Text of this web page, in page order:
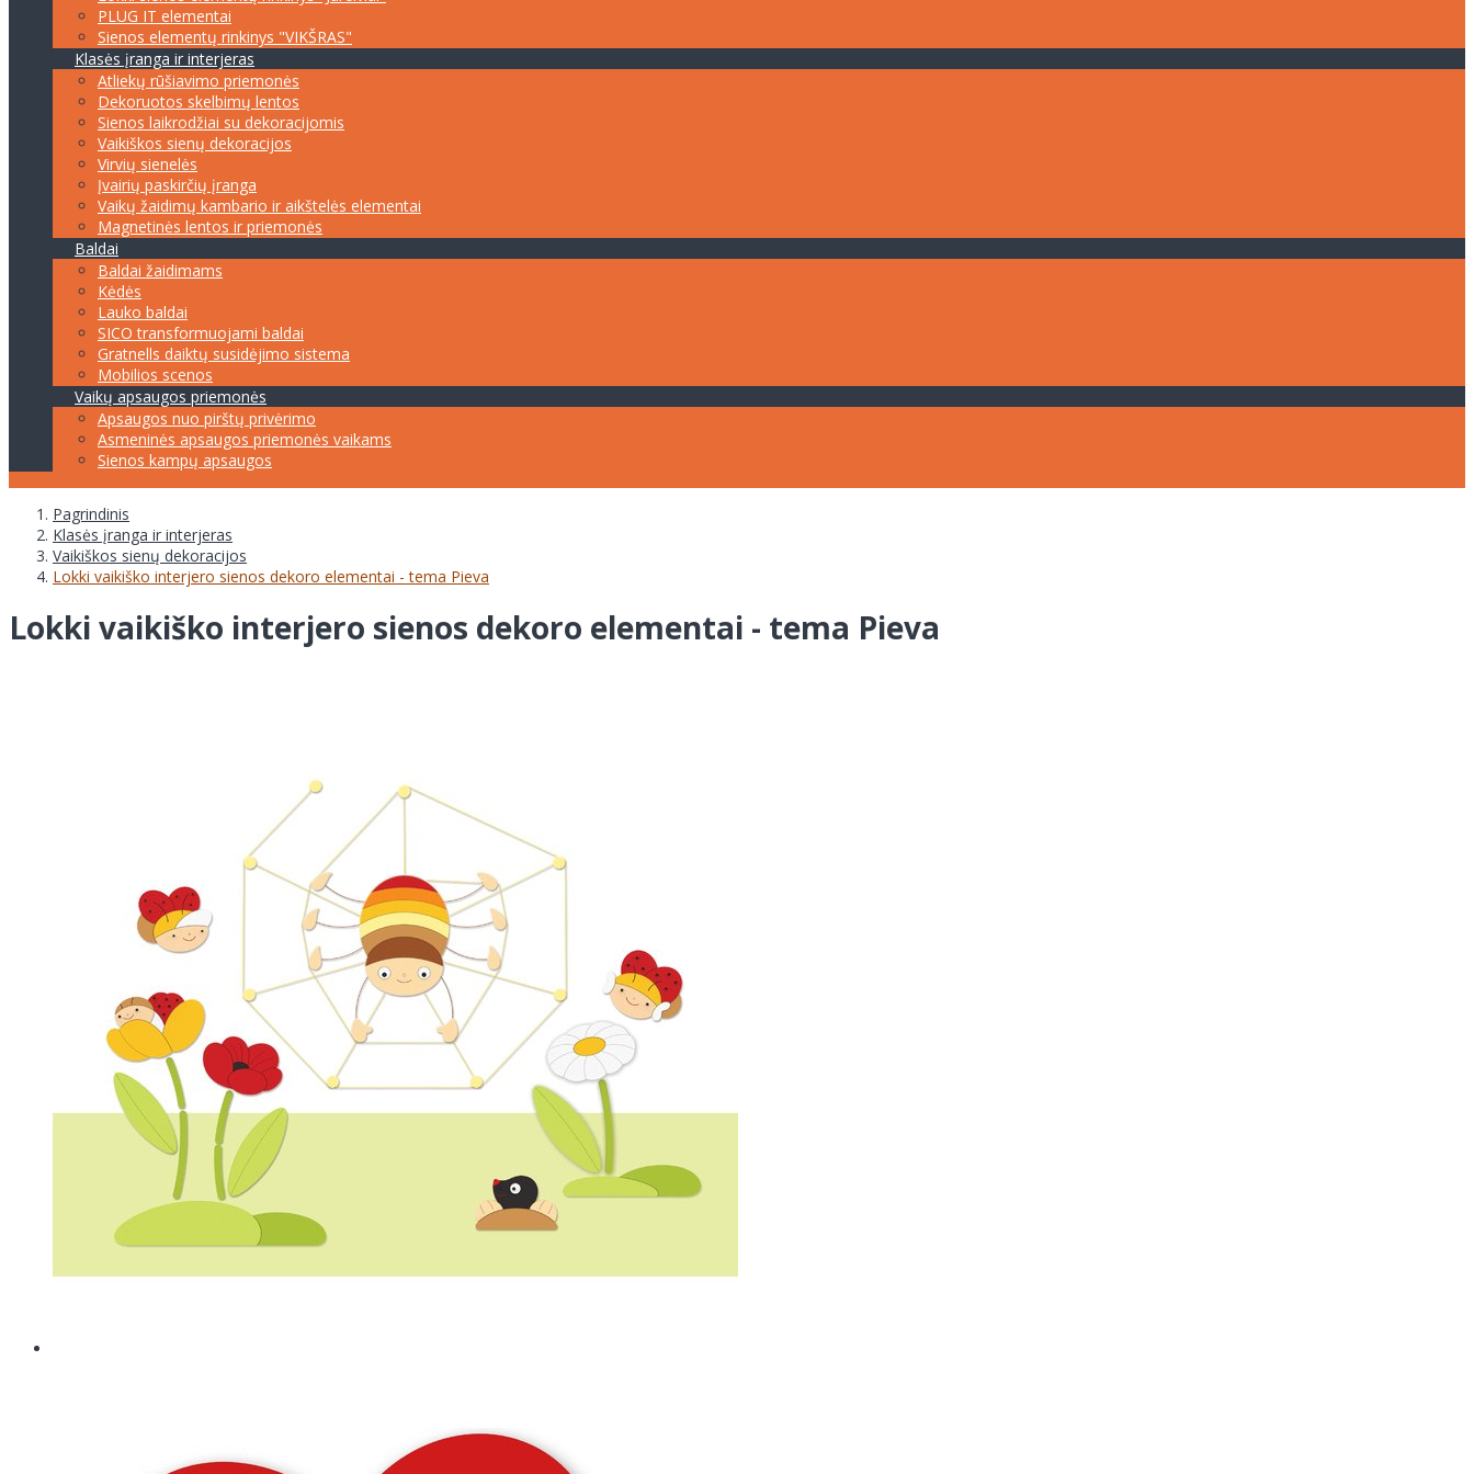
PLUG IT elementai
Sienos elementų rinkinys "VIKŠRAS"
Klasės įranga ir interjeras
Atliekų rūšiavimo priemonės
Dekoruotos skelbimų lentos
Sienos laikrodžiai su dekoracijomis
Vaikiškos sienų dekoracijos
Virvių sienelės
Įvairių paskirčių įranga
Vaikų žaidimų kambario ir aikštelės elementai
Magnetinės lentos ir priemonės
Baldai
Baldai žaidimams
Kėdės
Lauko baldai
SICO transformuojami baldai
Gratnells daiktų susidėjimo sistema
Mobilios scenos
Vaikų apsaugos priemonės
Apsaugos nuo pirštų privėrimo
Asmeninės apsaugos priemonės vaikams
Sienos kampų apsaugos
Pagrindinis
Klasės įranga ir interjeras
Vaikiškos sienų dekoracijos
Lokki vaikiško interjero sienos dekoro elementai - tema Pieva
Lokki vaikiško interjero sienos dekoro elementai - tema Pieva